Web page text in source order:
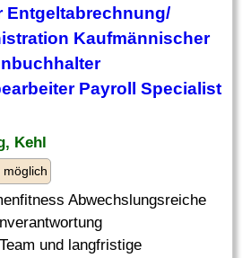
Entgeltabrechnung/
Kaufmännischer
Payroll Specialist
Kehl
möglich
Abwechslungsreiche
und langfristige